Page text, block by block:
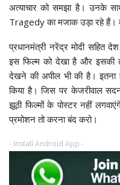
अत्याचार को समझा है। उनके
Tragedy का मजाक उड़ा रहे हैं।
प्रधानमंत्री नरेंद्र मोदी सहित
इस फिल्म को देखा है और इसकी
देखने की अपील भी की है। इतना
किया है। जिस पर केजरीवाल
झूठी फिल्मों के पोस्टर नहीं
प्रमोशन तो करना बंद करो।
- Install Android App -